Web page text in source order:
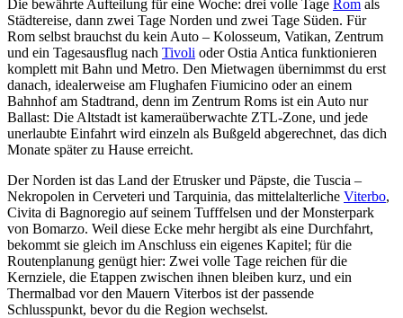
Die bewährte Aufteilung für eine Woche: drei volle Tage Rom als
Städtereise, dann zwei Tage Norden und zwei Tage Süden. Für
Rom selbst brauchst du kein Auto – Kolosseum, Vatikan, Zentrum
und ein Tagesausflug nach Tivoli oder Ostia Antica funktionieren
komplett mit Bahn und Metro. Den Mietwagen übernimmst du erst
danach, idealerweise am Flughafen Fiumicino oder an einem
Bahnhof am Stadtrand, denn im Zentrum Roms ist ein Auto nur
Ballast: Die Altstadt ist kameraüberwachte ZTL-Zone, und jede
unerlaubte Einfahrt wird einzeln als Bußgeld abgerechnet, das dich
Monate später zu Hause erreicht.
Der Norden ist das Land der Etrusker und Päpste, die Tuscia –
Nekropolen in Cerveteri und Tarquinia, das mittelalterliche Viterbo,
Civita di Bagnoregio auf seinem Tufffelsen und der Monsterpark
von Bomarzo. Weil diese Ecke mehr hergibt als eine Durchfahrt,
bekommt sie gleich im Anschluss ein eigenes Kapitel; für die
Routenplanung genügt hier: Zwei volle Tage reichen für die
Kernziele, die Etappen zwischen ihnen bleiben kurz, und ein
Thermalbad vor den Mauern Viterbos ist der passende
Schlusspunkt, bevor du die Region wechselst.